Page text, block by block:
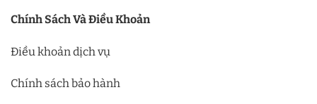
Chính Sách Và Điều Khoản
Điều khoản dịch vụ
Chính sách bảo hành